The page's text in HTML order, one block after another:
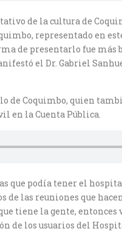
de la cultura de
representado en
de presentarlo fue
el Dr. Gabriel
de Coquimbo, quien
en la Cuenta Pública.
podía tener el
de las reuniones que
tiene la gente, entonces
de los usuarios del